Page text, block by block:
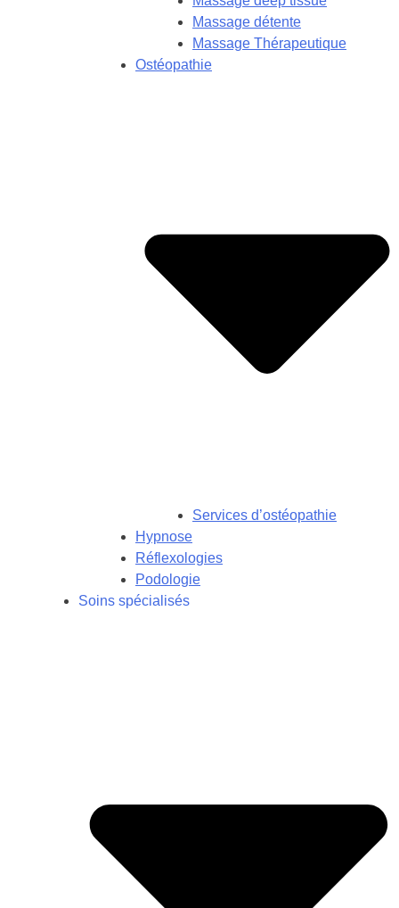
Massage détente
Massage Thérapeutique
Ostéopathie
Services d’ostéopathie
Hypnose
Réflexologies
Podologie
Soins spécialisés